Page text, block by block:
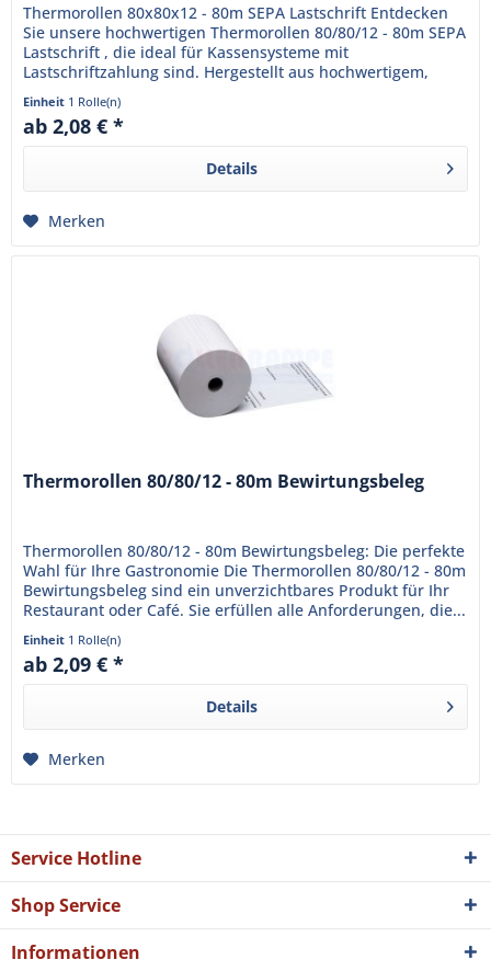
Thermorollen 80x80x12 - 80m SEPA Lastschrift Entdecken
Sie unsere hochwertigen Thermorollen 80/80/12 - 80m SEPA
Lastschrift , die ideal für Kassensysteme mit
Lastschriftzahlung sind. Hergestellt aus hochwertigem,
Einheit 1 Rolle(n)
ab 2,08 € *
Details
Merken
Thermorollen 80/80/12 - 80m Bewirtungsbeleg
Thermorollen 80/80/12 - 80m Bewirtungsbeleg: Die perfekte
Wahl für Ihre Gastronomie Die Thermorollen 80/80/12 - 80m
Bewirtungsbeleg sind ein unverzichtbares Produkt für Ihr
Restaurant oder Café. Sie erfüllen alle Anforderungen, die...
Einheit 1 Rolle(n)
ab 2,09 € *
Details
Merken
Service Hotline
Shop Service
Informationen